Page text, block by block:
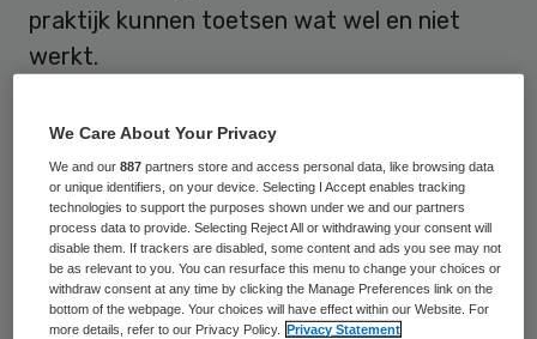
praktijk kunnen toetsen wat wel en niet
werkt.
en Samenleving (RVS) in zijn advies
gedurfde ambitie. Veelzijdig samenwerken
met kind en gezin’.
Samenwerken in de zorg voor kinderen en
gezinnen staat hoog op de agenda van
We Care About Your Privacy
We and our887 partners store and access personal data, like browsing data
or unique identifiers, on your device. Selecting I Accept enables tracking
technologies to support the purposes shown under we and our partners
process data to provide. Selecting Reject All or withdrawing your consent will
disable them. If trackers are disabled, some content and ads you see may not
be as relevant to you. You can resurface this menu to change your choices or
withdraw consent at any time by clicking the Manage Preferences link on the
bottom of the webpage. Your choices will have effect within our Website. For
more details, refer to our Privacy Policy.
Privacy Statement